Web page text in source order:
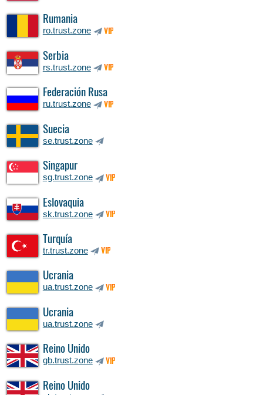
Rumania
ro.trust.zone VIP
Serbia
rs.trust.zone VIP
Federación Rusa
ru.trust.zone VIP
Suecia
se.trust.zone
Singapur
sg.trust.zone VIP
Eslovaquia
sk.trust.zone VIP
Turquía
tr.trust.zone VIP
Ucrania
ua.trust.zone VIP
Ucrania
ua.trust.zone
Reino Unido
gb.trust.zone VIP
Reino Unido